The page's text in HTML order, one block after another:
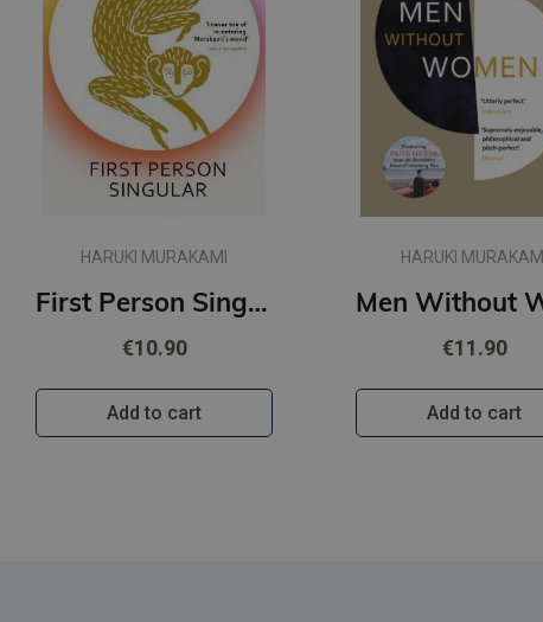
HARUKI MURAKAMI
First Person Singular : mind-bending new collection of short stories
€10.90
Add to cart
HARUKI MURAKAMI
€11.90
Add to cart